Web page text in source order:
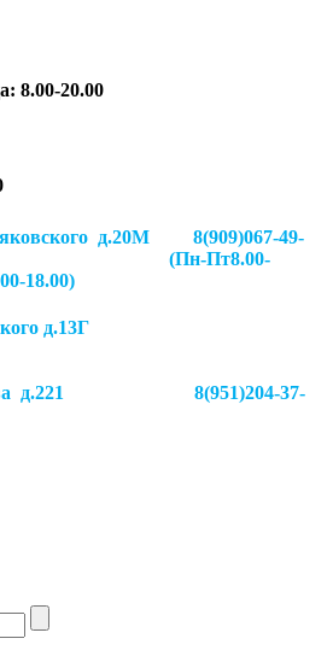
8.00-20.00
д.20М 8(909)067-49-
Пт8.00-
18.00)
д.13Г
д.221
8(951)204-37-